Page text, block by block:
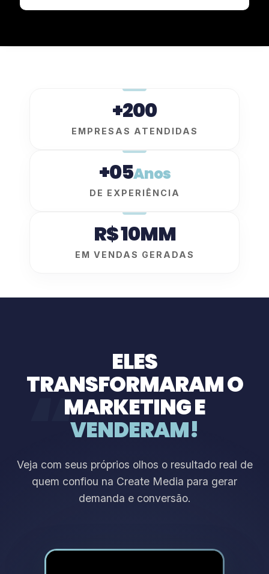
+200
EMPRESAS ATENDIDAS
+05Anos
DE EXPERIÊNCIA
R$ 10MM
EM VENDAS GERADAS
“
ELES
TRANSFORMARAM O
MARKETING E
VENDERAM!
Veja com seus próprios olhos o resultado real de
quem confiou na Create Media para gerar
demanda e conversão.